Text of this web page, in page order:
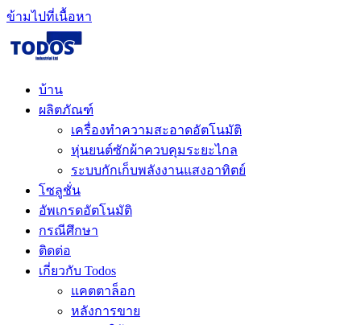
ข้ามไปที่เนื้อหา
บ้าน
ผลิตภัณฑ์
เครื่องทำความสะอาดอัตโนมัติ
หุ่นยนต์ซักผ้าควบคุมระยะไกล
ระบบกักเก็บพลังงานแสงอาทิตย์
โซลูชั่น​
อัพเกรดอัตโนมัติ
กรณีศึกษา
ติดต่อ
เกี่ยวกับ Todos
แคตตาล็อก
หลังการขาย